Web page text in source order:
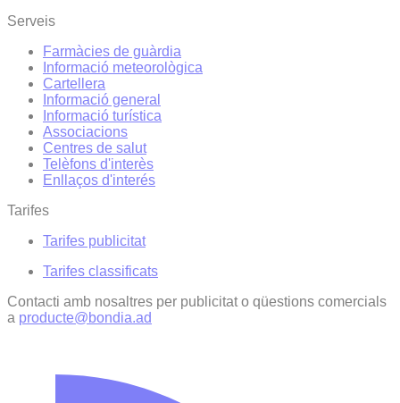
Serveis
Farmàcies de guàrdia
Informació meteorològica
Cartellera
Informació general
Informació turística
Associacions
Centres de salut
Telèfons d'interès
Enllaços d'interés
Tarifes
Tarifes publicitat
Tarifes classificats
Contacti amb nosaltres per publicitat o qüestions comercials
a producte@bondia.ad